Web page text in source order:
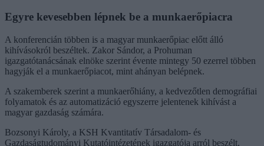
Egyre kevesebben lépnek be a munkaerőpiacra
A konferencián többen is a magyar munkaerőpiac előtt álló
kihívásokról beszéltek. Zakor Sándor, a Prohuman
igazgatótanácsának elnöke szerint évente mintegy 50 ezerrel többen
hagyják el a munkaerőpiacot, mint ahányan belépnek.
A szakemberek szerint a munkaerőhiány, a kedvezőtlen demográfiai
folyamatok és az automatizáció egyszerre jelentenek kihívást a
magyar gazdaság számára.
Bozsonyi Károly, a KSH Kvantitatív Társadalom- és
Gazdaságtudományi Kutatóintézetének igazgatója arról beszélt,